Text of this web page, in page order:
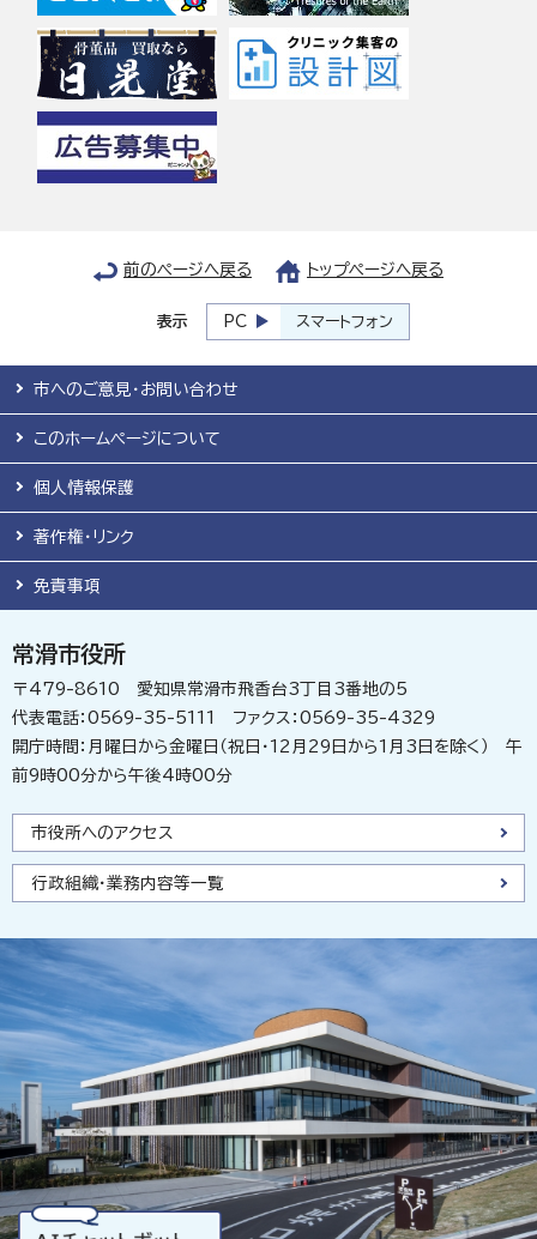
前のページへ戻る トップページへ戻る
表示 PC スマートフォン
市へのご意見・お問い合わせ
このホームページについて
個人情報保護
著作権・リンク
免責事項
常滑市役所
〒479-8610 愛知県常滑市飛香台3丁目3番地の5
代表電話：0569-35-5111 ファクス：0569-35-4329
開庁時間：月曜日から金曜日（祝日・12月29日から1月3日を除く） 午
前9時00分から午後4時00分
市役所へのアクセス
行政組織・業務内容等一覧